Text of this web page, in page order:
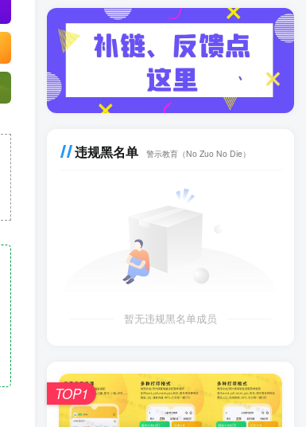
违规黑名单 警示教育（No Zuo No Die）
暂无违规黑名单成员
TOP1